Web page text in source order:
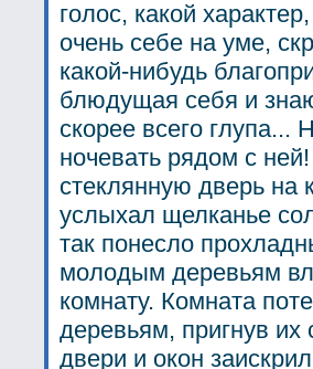
голос, какой
очень себе на уме,
какой-нибудь
блюдущая себя и
скорее всего глупа...
ночевать рядом с
стеклянную дверь на
услыхал щелканье
так понесло
молодым деревьям
комнату. Комната
деревьям, пригнув их
двери и окон